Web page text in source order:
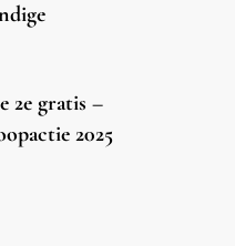
2e gratis –
2025